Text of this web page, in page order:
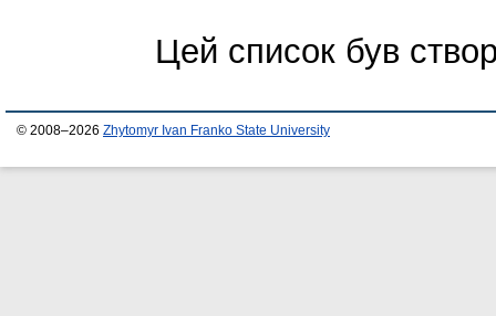
Цей список був
© 2008–2026 Zhytomyr Ivan Franko State University